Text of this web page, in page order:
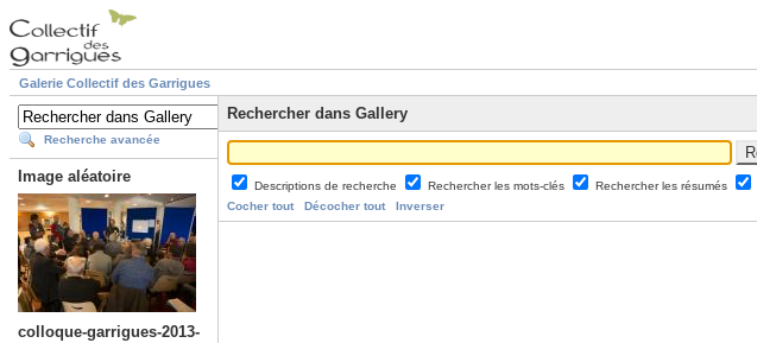
Galerie Collectif des Garrigues
Recherche avancée
Image aléatoire
colloque-garrigues-2013-
Rechercher dans Gallery
Descriptions de recherche Rechercher les mots-clés Rechercher les résumés
Cocher tout
Décocher tout Inverser